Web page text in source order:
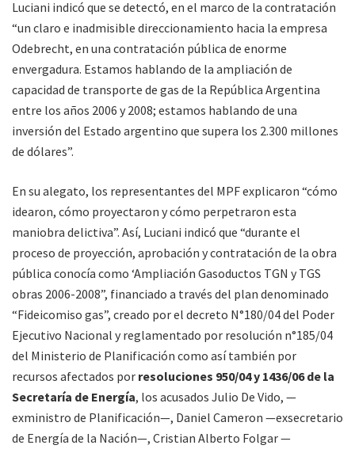
Luciani indicó que se detectó, en el marco de la contratación
“un claro e inadmisible direccionamiento hacia la empresa
Odebrecht, en una contratación pública de enorme
envergadura. Estamos hablando de la ampliación de
capacidad de transporte de gas de la República Argentina
entre los años 2006 y 2008; estamos hablando de una
inversión del Estado argentino que supera los 2.300 millones
de dólares”.
En su alegato, los representantes del MPF explicaron “cómo
idearon, cómo proyectaron y cómo perpetraron esta
maniobra delictiva”. Así, Luciani indicó que “durante el
proceso de proyección, aprobación y contratación de la obra
pública conocía como ‘Ampliación Gasoductos TGN y TGS
obras 2006-2008”, financiado a través del plan denominado
“Fideicomiso gas”, creado por el decreto N°180/04 del Poder
Ejecutivo Nacional y reglamentado por resolución n°185/04
del Ministerio de Planificación como así también por
recursos afectados por resoluciones 950/04 y 1436/06 de la
Secretaría de Energía, los acusados Julio De Vido, —
exministro de Planificación—, Daniel Cameron —exsecretario
de Energía de la Nación—, Cristian Alberto Folgar —